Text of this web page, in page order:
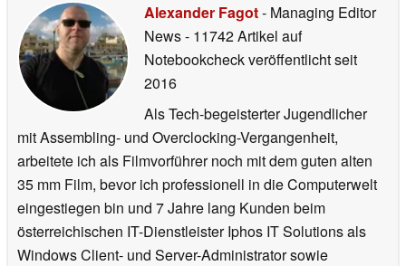
Alexander Fagot- Managing Editor
News- 11742 Artikel auf
Notebookcheck veröffentlichtseit
2016
Als Tech-begeisterter Jugendlicher
mit Assembling- und Overclocking-Vergangenheit,
arbeitete ich als Filmvorführer noch mit dem guten alten
35 mm Film, bevor ich professionell in die Computerwelt
eingestiegen bin und 7 Jahre lang Kunden beim
österreichischen IT-Dienstleister Iphos IT Solutions als
Windows Client- und Server-Administrator sowie